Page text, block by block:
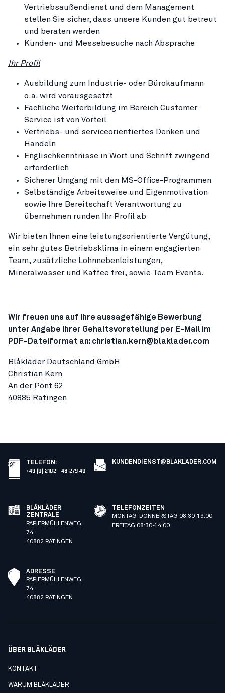
Vertriebsaußendienst und dem Management
stellen Sie sicher, dass unsere Kunden gut betreut
und beraten werden
Kunden- und Messebesuche nach Absprache
Ihr Profil
Ausbildung zum Industrie- oder Bürokaufmann
o.ä. wird vorausgesetzt
Fachliche Weiterbildung im Bereich Customer
Service ist von Vorteil
Vertriebs- und serviceorientiertes Denken und
Handeln
Englischkenntnisse in Wort und Schrift zwingend
erforderlich
Sicherer Umgang mit den MS-Office-Programmen
Selbständige Arbeitsweise und Eigenmotivation
sowie Ihre Bereitschaft Verantwortung zu
übernehmen runden Ihr Profil ab
Wir bieten Ihnen eine leistungsorientierte Vergütung,
ein sehr gutes Betriebsklima in einem engagierten
Team, zusätzliche Lohnnebenleistungen,
Mineralwasser und Kaffee frei, sowie Team Events.
Wir freuen uns auf Ihre aussagefähige Bewerbung
unter Angabe Ihrer Gehaltsvorstellung per E-Mail im
PDF-Dateiformat an: christian.kern@blaklader.com
Blåkläder Deutschland GmbH
Christian Kern
An der Pönt 62
40885 Ratingen
TELEFON :
+49 (0) 2102 - 48 279 40
KUNDENDIENST@BLAKLADER.COM
BLÅKLÄDER
ZENTRALE
PAPIERMÜHLENWEG
74
40882 RATINGEN
TELEFONZEITEN
MONTAG-DONNERSTAG 08:30-16:00
FREITAG 08:30-14:00
ADRESSE
PAPIERMÜHLENWEG
74
40882 RATINGEN
ÜBER BLÅKLÄDER
KONTAKT
WARUM BLÅKLÄDER